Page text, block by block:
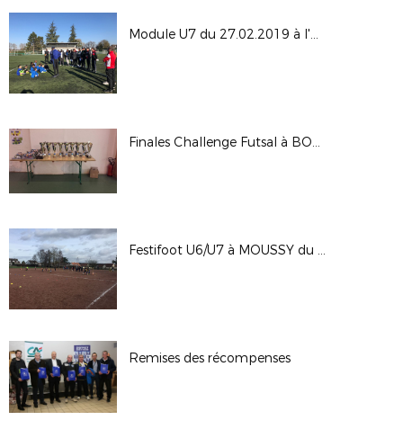
Module U7 du 27.02.2019 à l'UMS PONTAULT
Finales Challenge Futsal à BOURRON MARLOTTE des 23/24.02.2019
Festifoot U6/U7 à MOUSSY du 09.02.2019
Remises des récompenses